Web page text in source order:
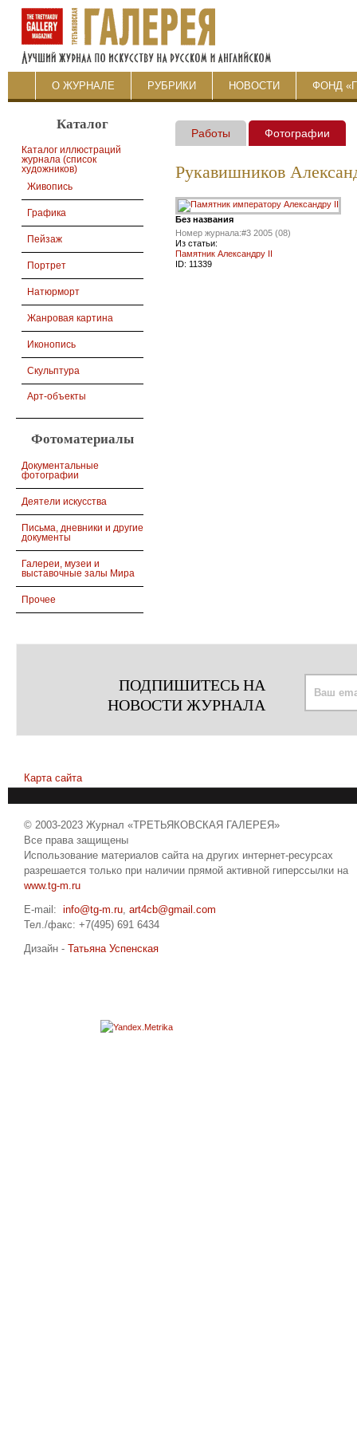
О ЖУРНАЛЕ РУБРИКИ НОВОСТИ ФОНД
Каталог
Каталог иллюстраций
журнала (список
художников)
Живопись
Графика
Пейзаж
Портрет
Натюрморт
Жанровая картина
Иконопись
Скульптура
Арт-объекты
Фотоматериалы
Документальные
фотографии
Деятели искусства
Письма, дневники и другие
документы
Галереи, музеи и
выставочные залы Мира
Прочее
Работы Фотографии
Рукавишников
Без названия
Номер журнала:#3 2005 (08)
Из статьи:
Памятник Александру II
ID: 11339
ПОДПИШИТЕСЬ НА
НОВОСТИ ЖУРНАЛА
Карта сайта
© 2003-2023 Журнал «ТРЕТЬЯКОВСКАЯ ГАЛЕРЕЯ»
Все права защищены
Использование материалов сайта на других интернет-ресурсах
разрешается только при наличии прямой активной гиперссылки на
www.tg-m.ru
E-mail: info@tg-m.ru, art4cb@gmail.com
Тел./факс: +7(495) 691 6434
Дизайн - Татьяна Успенская